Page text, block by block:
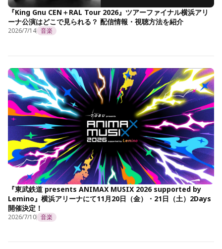
『King Gnu CEN＋RAL Tour 2026』ツアーファイナル横浜アリ
ーナ公演はどこで見られる？ 配信情報・視聴方法を紹介
2026/7/14 音楽
『東武鉄道 presents ANIMAX MUSIX 2026 supported by
Lemino』横浜アリーナにて11月20日（金）・21日（土）2Days
開催決定！
2026/7/10 音楽